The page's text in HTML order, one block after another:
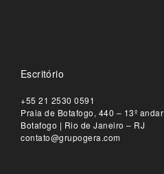
Escritório
+55 21 2530 0591
Praia de Botafogo, 440 – 13º andar
Botafogo | Rio de Janeiro – RJ
contato@grupogera.com